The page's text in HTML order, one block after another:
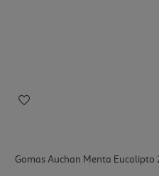
Gomas Auchan Menta Eucalipto